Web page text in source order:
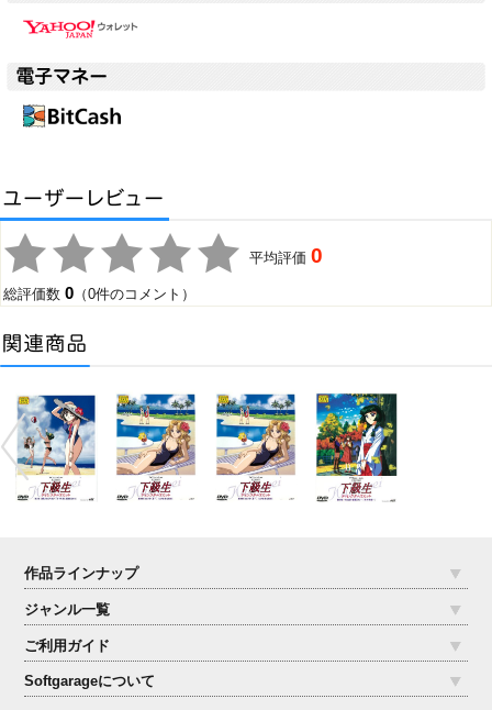
平均評価0
総評価数0 （0件のコメント）
作品ラインナップ
ジャンル一覧
ご利用ガイド
Softgarageについて